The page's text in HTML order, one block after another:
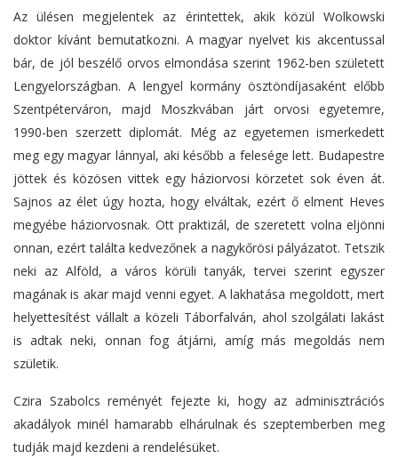
Az ülésen megjelentek az érintettek, akik közül Wolkowski
doktor kívánt bemutatkozni. A magyar nyelvet kis akcentussal
bár, de jól beszélő orvos elmondása szerint 1962-ben született
Lengyelországban. A lengyel kormány ösztöndíjasaként előbb
Szentpéterváron, majd Moszkvában járt orvosi egyetemre,
1990-ben szerzett diplomát. Még az egyetemen ismerkedett
meg egy magyar lánnyal, aki később a felesége lett. Budapestre
jöttek és közösen vittek egy háziorvosi körzetet sok éven át.
Sajnos az élet úgy hozta, hogy elváltak, ezért ő elment Heves
megyébe háziorvosnak. Ott praktizál, de szeretett volna eljönni
onnan, ezért találta kedvezőnek a nagykőrösi pályázatot. Tetszik
neki az Alföld, a város körüli tanyák, tervei szerint egyszer
magának is akar majd venni egyet. A lakhatása megoldott, mert
helyettesítést vállalt a közeli Táborfalván, ahol szolgálati lakást
is adtak neki, onnan fog átjárni, amíg más megoldás nem
születik.
Czira Szabolcs reményét fejezte ki, hogy az adminisztrációs
akadályok minél hamarabb elhárulnak és szeptemberben meg
tudják majd kezdeni a rendelésüket.